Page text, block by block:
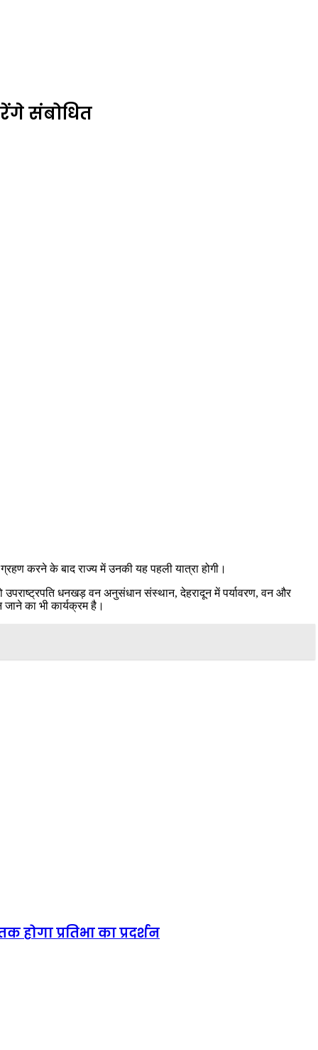
संबोधित
करने के बाद राज्य में उनकी यह पहली यात्रा होगी।
धनखड़ वन अनुसंधान संस्थान, देहरादून में पर्यावरण, वन और
का भी कार्यक्रम है।
प्रतिभा का प्रदर्शन